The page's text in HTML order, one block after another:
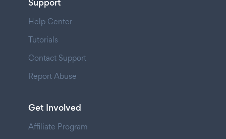
Support
Help Center
Tutorials
Contact Support
Report Abuse
Get Involved
Affiliate Program